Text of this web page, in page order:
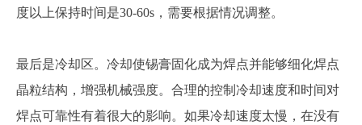
度以上保持时间是30-60s，需要根据情况调整。
最后是冷却区。冷却使锡膏固化成为焊点并能够细化焊点
晶粒结构，增强机械强度。合理的控制冷却速度和时间对
焊点可靠性有着很大的影响。如果冷却速度太慢，在没有